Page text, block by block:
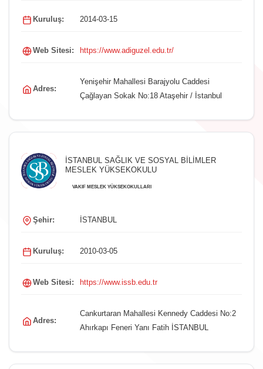
Kuruluş: 2014-03-15
Web Sitesi: https://www.adiguzel.edu.tr/
Adres:
Yenişehir Mahallesi Barajyolu Caddesi
Çağlayan Sokak No:18 Ataşehir / İstanbul
İSTANBUL SAĞLIK VE SOSYAL BİLİMLER
MESLEK YÜKSEKOKULU
VAKIF MESLEK YÜKSEKOKULLARI
Şehir: İSTANBUL
Kuruluş: 2010-03-05
Web Sitesi: https://www.issb.edu.tr
Adres:
Cankurtaran Mahallesi Kennedy Caddesi No:2
Ahırkapı Feneri Yanı Fatih İSTANBUL